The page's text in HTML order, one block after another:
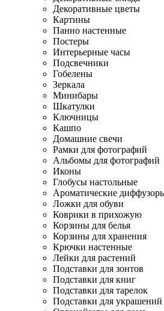
Декоративные цветы
Картины
Панно настенные
Постеры
Интерьерные часы
Подсвечники
Гобелены
Зеркала
Минибары
Шкатулки
Ключницы
Кашпо
Домашние свечи
Рамки для фотографий
Альбомы для фотографий
Иконы
Глобусы настольные
Ароматические
Ложки для обуви
Коврики в прихожую
Корзины для белья
Корзины для хранения
Крючки настенные
Лейки для растений
Подставки для зонтов
Подставки для книг
Подставки для тарелок
Подставки для украшений